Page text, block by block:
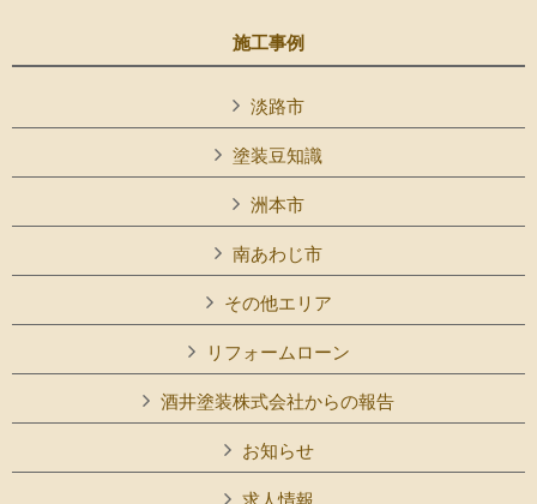
施工事例
淡路市
塗装豆知識
洲本市
南あわじ市
その他エリア
リフォームローン
酒井塗装株式会社からの報告
お知らせ
求人情報